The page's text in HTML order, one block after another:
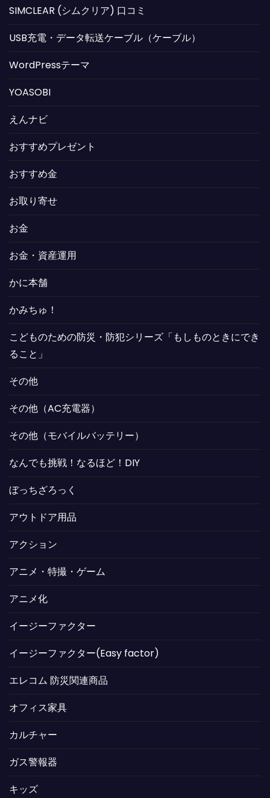
SIMCLEAR (シムクリア) 口コミ
USB充電・データ転送ケーブル（ケーブル）
WordPressテーマ
YOASOBI
えんナビ
おすすめプレゼント
おすすめ金
お取り寄せ
お金
お金・資産運用
かに本舗
かみちゅ！
こどものための防災・防犯シリーズ「もしものときにでき
ること」
その他
その他（AC充電器）
その他（モバイルバッテリー）
なんでも挑戦！なるほど！DIY
ぼっちざろっく
アウトドア用品
アクション
アニメ・特撮・ゲーム
アニメ化
イージーファクター
イージーファクター(Easy factor)
エレコム 防災関連商品
オフィス家具
カルチャー
ガス警報器
キッズ